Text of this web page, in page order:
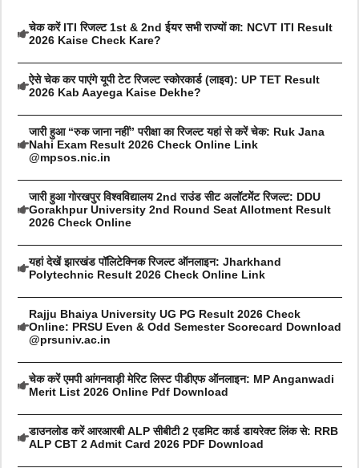
चेक करें ITI रिजल्ट 1st & 2nd ईयर सभी राज्यों का: NCVT ITI Result
2026 Kaise Check Kare?
ऐसे चेक कर पाएंगे यूपी टेट रिजल्ट स्कोरकार्ड (लाइव): UP TET Result
2026 Kab Aayega Kaise Dekhe?
जारी हुआ “रुक जाना नहीं” परीक्षा का रिजल्ट यहां से करें चेक: Ruk Jana
Nahi Exam Result 2026 Check Online Link
@mpsos.nic.in
जारी हुआ गोरखपुर विश्वविद्यालय 2nd राउंड सीट अलॉटमेंट रिजल्ट: DDU
Gorakhpur University 2nd Round Seat Allotment Result
2026 Check Online
यहां देखें झारखंड पॉलिटेक्निक रिजल्ट ऑनलाइन: Jharkhand
Polytechnic Result 2026 Check Online Link
Rajju Bhaiya University UG PG Result 2026 Check
Online: PRSU Even & Odd Semester Scorecard Download
@prsuniv.ac.in
चेक करें एमपी आंगनवाड़ी मेरिट लिस्ट पीडीएफ ऑनलाइन: MP Anganwadi
Merit List 2026 Online Pdf Download
डाउनलोड करें आरआरबी ALP सीबीटी 2 एडमिट कार्ड डायरेक्ट लिंक से: RRB
ALP CBT 2 Admit Card 2026 PDF Download